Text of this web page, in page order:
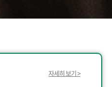
자세히 보기 >